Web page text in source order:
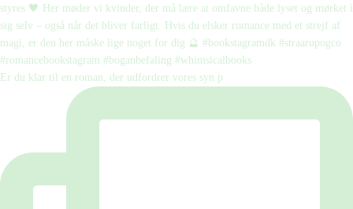
Er du klar til en roman, der udfordrer vores syn p